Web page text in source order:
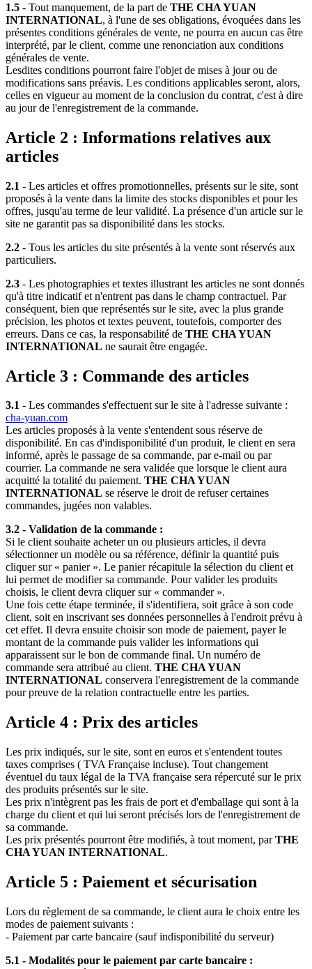
1.5 - Tout manquement, de la part de THE CHA YUAN
INTERNATIONAL, à l'une de ses obligations, évoquées dans les
présentes conditions générales de vente, ne pourra en aucun cas être
interprété, par le client, comme une renonciation aux conditions
générales de vente.
Lesdites conditions pourront faire l'objet de mises à jour ou de
modifications sans préavis. Les conditions applicables seront, alors,
celles en vigueur au moment de la conclusion du contrat, c'est à dire
au jour de l'enregistrement de la commande.
Article 2 : Informations relatives aux
articles
2.1 - Les articles et offres promotionnelles, présents sur le site, sont
proposés à la vente dans la limite des stocks disponibles et pour les
offres, jusqu'au terme de leur validité. La présence d'un article sur le
site ne garantit pas sa disponibilité dans les stocks.
2.2 - Tous les articles du site présentés à la vente sont réservés aux
particuliers.
2.3 - Les photographies et textes illustrant les articles ne sont donnés
qu'à titre indicatif et n'entrent pas dans le champ contractuel. Par
conséquent, bien que représentés sur le site, avec la plus grande
précision, les photos et textes peuvent, toutefois, comporter des
erreurs. Dans ce cas, la responsabilité de THE CHA YUAN
INTERNATIONAL ne saurait être engagée.
Article 3 : Commande des articles
3.1 - Les commandes s'effectuent sur le site à l'adresse suivante :
cha-yuan.com
Les articles proposés à la vente s'entendent sous réserve de
disponibilité. En cas d'indisponibilité d'un produit, le client en sera
informé, après le passage de sa commande, par e-mail ou par
courrier. La commande ne sera validée que lorsque le client aura
acquitté la totalité du paiement. THE CHA YUAN
INTERNATIONAL se réserve le droit de refuser certaines
commandes, jugées non valables.
3.2 - Validation de la commande :
Si le client souhaite acheter un ou plusieurs articles, il devra
sélectionner un modèle ou sa référence, définir la quantité puis
cliquer sur « panier ». Le panier récapitule la sélection du client et
lui permet de modifier sa commande. Pour valider les produits
choisis, le client devra cliquer sur « commander ».
Une fois cette étape terminée, il s'identifiera, soit grâce à son code
client, soit en inscrivant ses données personnelles à l'endroit prévu à
cet effet. Il devra ensuite choisir son mode de paiement, payer le
montant de la commande puis valider les informations qui
apparaissent sur le bon de commande final. Un numéro de
commande sera attribué au client. THE CHA YUAN
INTERNATIONAL conservera l'enregistrement de la commande
pour preuve de la relation contractuelle entre les parties.
Article 4 : Prix des articles
Les prix indiqués, sur le site, sont en euros et s'entendent toutes
taxes comprises ( TVA Française incluse). Tout changement
éventuel du taux légal de la TVA française sera répercuté sur le prix
des produits présentés sur le site.
Les prix n'intègrent pas les frais de port et d'emballage qui sont à la
charge du client et qui lui seront précisés lors de l'enregistrement de
sa commande.
Les prix présentés pourront être modifiés, à tout moment, parTHE
CHA YUAN INTERNATIONAL.
Article 5 : Paiement et sécurisation
Lors du règlement de sa commande, le client aura le choix entre les
modes de paiement suivants :
- Paiement par carte bancaire (sauf indisponibilité du serveur)
5.1 - Modalités pour le paiement par carte bancaire :